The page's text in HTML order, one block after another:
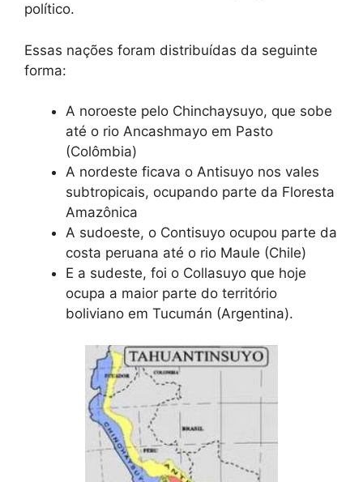
político.
Essas nações foram distribuídas da seguinte
forma:
A noroeste pelo Chinchaysuyo, que sobe
até o rio Ancashmayo em Pasto
(Colômbia)
A nordeste ficava o Antisuyo nos vales
subtropicais, ocupando parte da Floresta
Amazônica
A sudoeste, o Contisuyo ocupou parte da
costa peruana até o rio Maule (Chile)
E a sudeste, foi o Collasuyo que hoje
ocupa a maior parte do território
boliviano em Tucumán (Argentina).